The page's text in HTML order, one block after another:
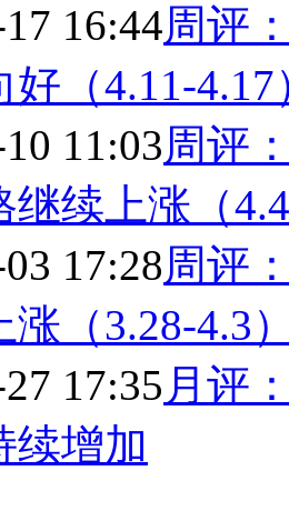
16:44周评
好（4.11-4.17
11:03周评
继续上涨（
17:28周评
涨（3.28-4.3
17:35 月评
续增加